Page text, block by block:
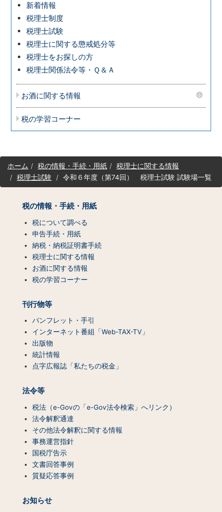
新着情報
税理士制度
税理士試験
税理士に関する懲戒処分等
税理士をお探しの方
税理士関係法令等・Ｑ＆Ａ
お酒に関する情報
税の学習コーナー
サ
イホーム 税の情報・手続・用紙
税理士に関する情報
税理士試験
令和６年度（第74回） 税理士試験 試験場一覧
税の情報・手続・用紙
税について調べる
申告手続・用紙
納税・納税証明書手続
税理士に関する情報
お酒に関する情報
税の学習コーナー
刊行物等
パンフレット・手引
インターネット番組「Web-TAX-TV」
出版物
統計情報
点字広報誌「私たちの税金」
法令等
税法（e-Govの「e-Gov法令検索」へリンク）
法令解釈通達
その他法令解釈に関する情報
事務運営指針
国税庁告示
文書回答事例
質疑応答事例
お知らせ